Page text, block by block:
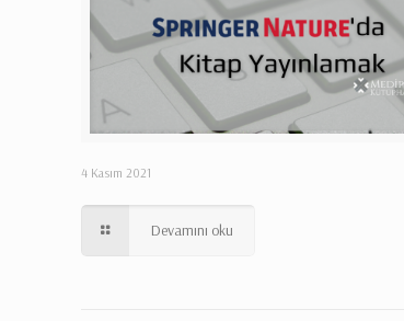
4 Kasım 2021
Devamını oku